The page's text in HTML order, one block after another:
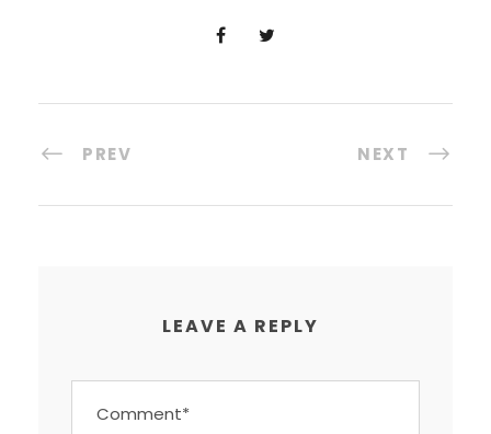
PREV NEXT
LEAVE A REPLY